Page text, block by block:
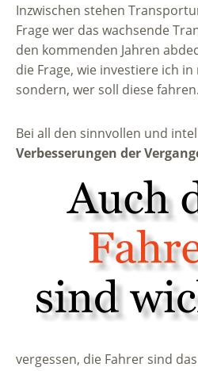
Inzwischen stehen
Frage wer das wachsende
den kommenden Jahren
die Frage, wie investiere ich in
sondern, wer soll diese fahren.
Bei all den sinnvollen und
Verbesserungen der
vergessen, die Fahrer sind